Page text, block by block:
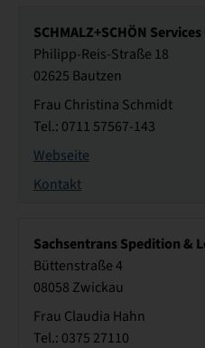
SCHMALZ+SCHÖN
Philipp-Reis-Straße 18
02625 Bautzen
Frau Christina Schmidt
Tel.: 0711 57567-143
Webseite
Kontakt
Sachsentrans Spedition &
Büttenstraße 4
08058 Zwickau
Frau Claudia Hahn
Tel.: 0375 27110